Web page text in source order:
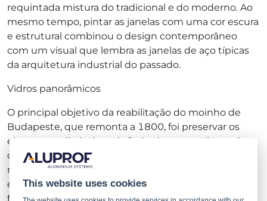
requintada mistura do tradicional e do moderno. Ao
mesmo tempo, pintar as janelas com uma cor escura
e estrutural combinou o design contemporâneo
com um visual que lembra as janelas de aço típicas
da arquitetura industrial do passado.
Vidros panorâmicos
O principal objetivo da reabilitação do moinho de
Budapeste, que remonta a 1800, foi preservar os
elementos distintivos da fachada, proporcionando
conforto ao utilizador, empregando os melhores
materiais contemporâneos disponíveis. As
expectativas dos projetistas a esse respeito também
foram totalmente atendidas graças ao uso do
This website uses cookies